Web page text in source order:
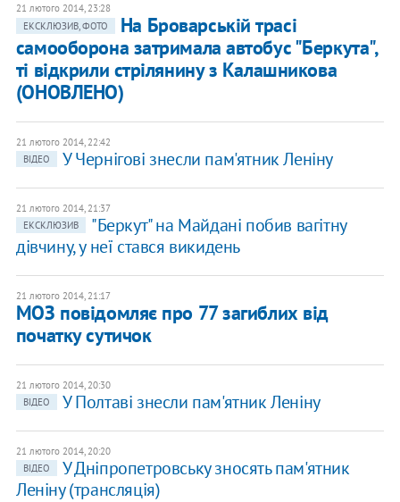
21 лютого 2014, 23:28
ЕКСКЛЮЗИВ, ФОТО
На Броварській трасі
самооборона затримала автобус "Беркута",
ті відкрили стрілянину з Калашникова
(ОНОВЛЕНО)
21 лютого 2014, 22:42
ВІДЕО
У Чернігові знесли пам'ятник Леніну
21 лютого 2014, 21:37
ЕКСКЛЮЗИВ
"Беркут" на Майдані побив вагітну
дівчину, у неї стався викидень
21 лютого 2014, 21:17
МОЗ повідомляє про 77 загиблих від
початку сутичок
21 лютого 2014, 20:30
ВІДЕО
У Полтаві знесли пам'ятник Леніну
21 лютого 2014, 20:20
ВІДЕО
У Дніпропетровську зносять пам'ятник
Леніну (трансляція)